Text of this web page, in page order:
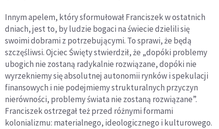
Innym apelem, który sformułował Franciszek w ostatnich
dniach, jest to, by ludzie bogaci na świecie dzielili się
swoimi dobrami z potrzebującymi. To sprawi, że będą
szczęśliwsi. Ojciec Święty stwierdził, że „dopóki problemy
ubogich nie zostaną radykalnie rozwiązane, dopóki nie
wyrzekniemy się absolutnej autonomii rynków i spekulacji
finansowych i nie podejmiemy strukturalnych przyczyn
nierówności, problemy świata nie zostaną rozwiązane”.
Franciszek ostrzegał też przed różnymi formami
kolonializmu: materialnego, ideologicznego i kulturowego.